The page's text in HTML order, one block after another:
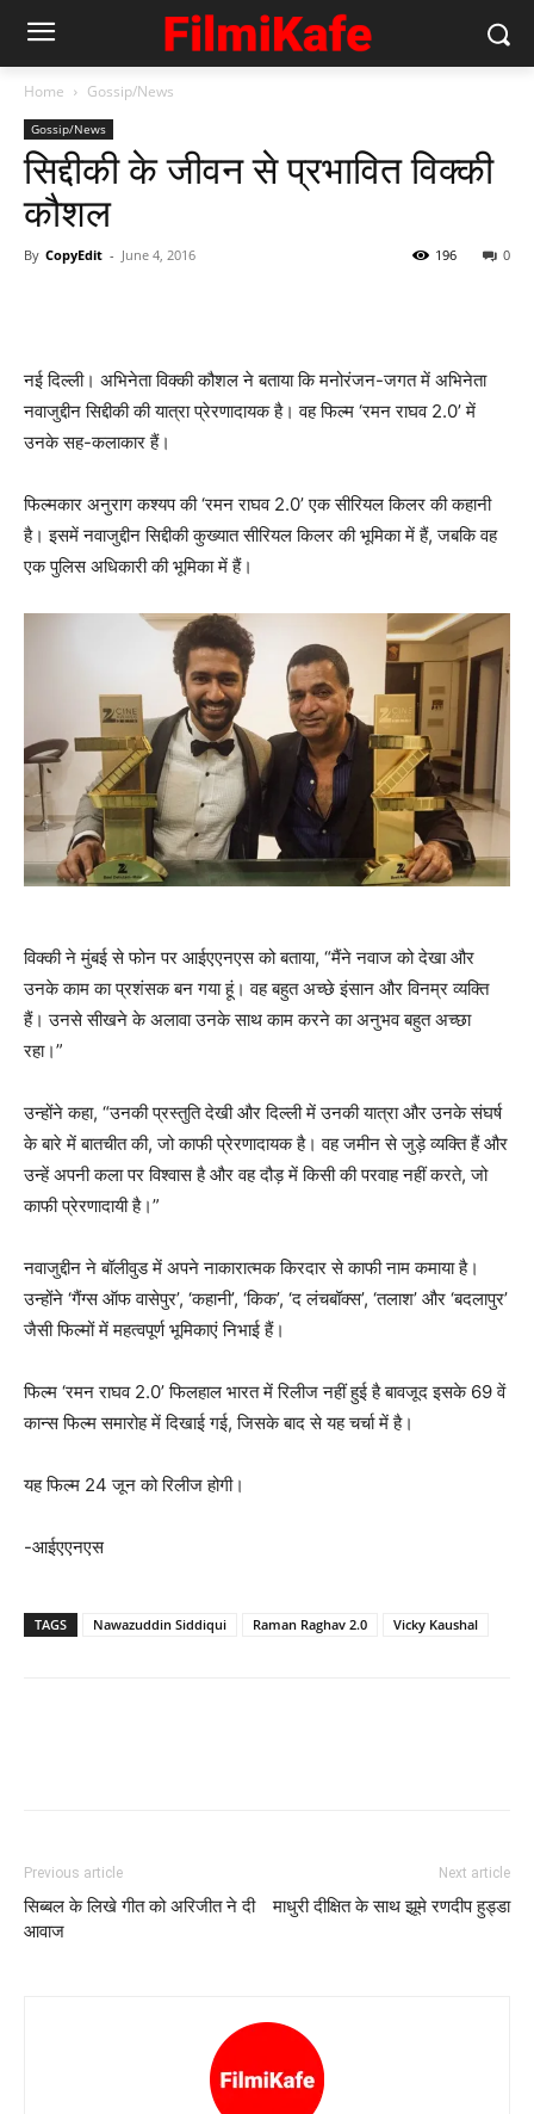
Home Gossip/News
Gossip/News
सिद्दीकी के जीवन से प्रभावित विक्‍की
कौशल
By CopyEdit - June 4, 2016 0
196
नई दिल्ली। अभिनेता विक्की कौशल ने बताया कि मनोरंजन-जगत में अभिनेता
नवाजुद्दीन सिद्दीकी की यात्रा प्रेरणादायक है। वह फिल्म ‘रमन राघव 2.0’ में
उनके सह-कलाकार हैं।
फिल्मकार अनुराग कश्यप की ‘रमन राघव 2.0’ एक सीरियल किलर की कहानी
है। इसमें नवाजुद्दीन सिद्दीकी कुख्यात सीरियल किलर की भूमिका में हैं, जबकि वह
एक पुलिस अधिकारी की भूमिका में हैं।
विक्की ने मुंबई से फोन पर आईएएनएस को बताया, “मैंने नवाज को देखा और
उनके काम का प्रशंसक बन गया हूं। वह बहुत अच्छे इंसान और विनम्र व्यक्ति
हैं। उनसे सीखने के अलावा उनके साथ काम करने का अनुभव बहुत अच्छा
रहा।”
उन्होंने कहा, “उनकी प्रस्तुति देखी और दिल्ली में उनकी यात्रा और उनके संघर्ष
के बारे में बातचीत की, जो काफी प्रेरणादायक है। वह जमीन से जुड़े व्यक्ति हैं और
उन्हें अपनी कला पर विश्वास है और वह दौड़ में किसी की परवाह नहीं करते, जो
काफी प्रेरणादायी है।”
नवाजुद्दीन ने बॉलीवुड में अपने नाकारात्मक किरदार से काफी नाम कमाया है।
उन्होंने ‘गैंग्स ऑफ वासेपुर’, ‘कहानी’, ‘किक’, ‘द लंचबॉक्स’, ‘तलाश’ और ‘बदलापुर’
जैसी फिल्मों में महत्वपूर्ण भूमिकाएं निभाई हैं।
फिल्म ‘रमन राघव 2.0’ फिलहाल भारत में रिलीज नहीं हुई है बावजूद इसके 69 वें
कान्स फिल्म समारोह में दिखाई गई, जिसके बाद से यह चर्चा में है।
यह फिल्म 24 जून को रिलीज होगी।
-आईएएनएस
TAGS Nawazuddin Siddiqui Raman Raghav 2.0 Vicky Kaushal
Previous article
सिब्बल के लिखे गीत को अरिजीत ने दी
आवाज
Next article
माधुरी दीक्षित के साथ झूमे रणदीप हुड्डा